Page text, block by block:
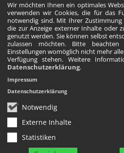
Wir möchten Ihnen ein optimales
verwenden wir Cookies, die für das
notwendig sind. Mit Ihrer Zustimmung
die zur Anzeige externer Inhalte oder
genutzt werden. Sie können selbst
zulassen möchten. Bitte
Einstellungen womöglich nicht mehr
Verfügung stehen. Weitere
Datenschutzerklärung.
Notwendig
Externe Inhalte
Statistiken
Impressum
Datenschutzerklärung